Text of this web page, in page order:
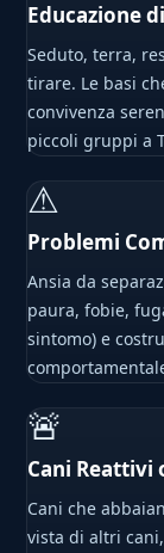
Educazione
Seduto, terra,
tirare. Le basi
convivenza
piccoli gruppi a
⚠
Problemi
Ansia da
paura, fobie,
sintomo) e
🚨
Cani Reattivi
Cani che
vista di altri